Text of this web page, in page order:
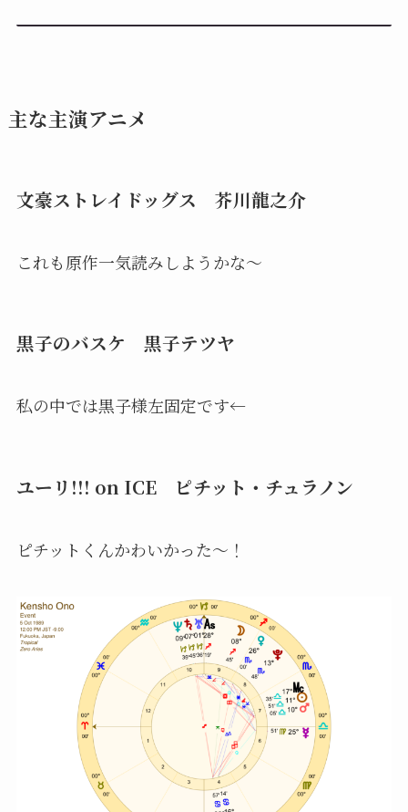
主な主演アニメ
文豪ストレイドッグス 芥川龍之介
これも原作一気読みしようかな〜
黒子のバスケ 黒子テツヤ
私の中では黒子様左固定です←
ユーリ!!! on ICE ピチット・チュラノン
ピチットくんかわいかった〜！